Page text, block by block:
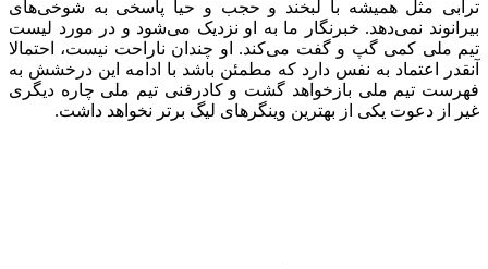
ترابی مثل همیشه با لبخند و حجب و حیا پاسخی به شوخی‌های
بیرانوند نمی‌دهد. خبرنگار ما به او نزدیک می‌شود و در مورد لیست
تیم ملی کمی گپ و گفت می‌کند. او چندان ناراحت نیست، احتمالا
آنقدر اعتماد به نفس دارد که مطمئن باشد با ادامه این درخشش به
فهرست تیم ملی بازخواهد گشت و کادرفنی تیم ملی چاره دیگری
غیر از دعوت یکی از بهترین وینگرهای لیگ برتر نخواهد داشت.